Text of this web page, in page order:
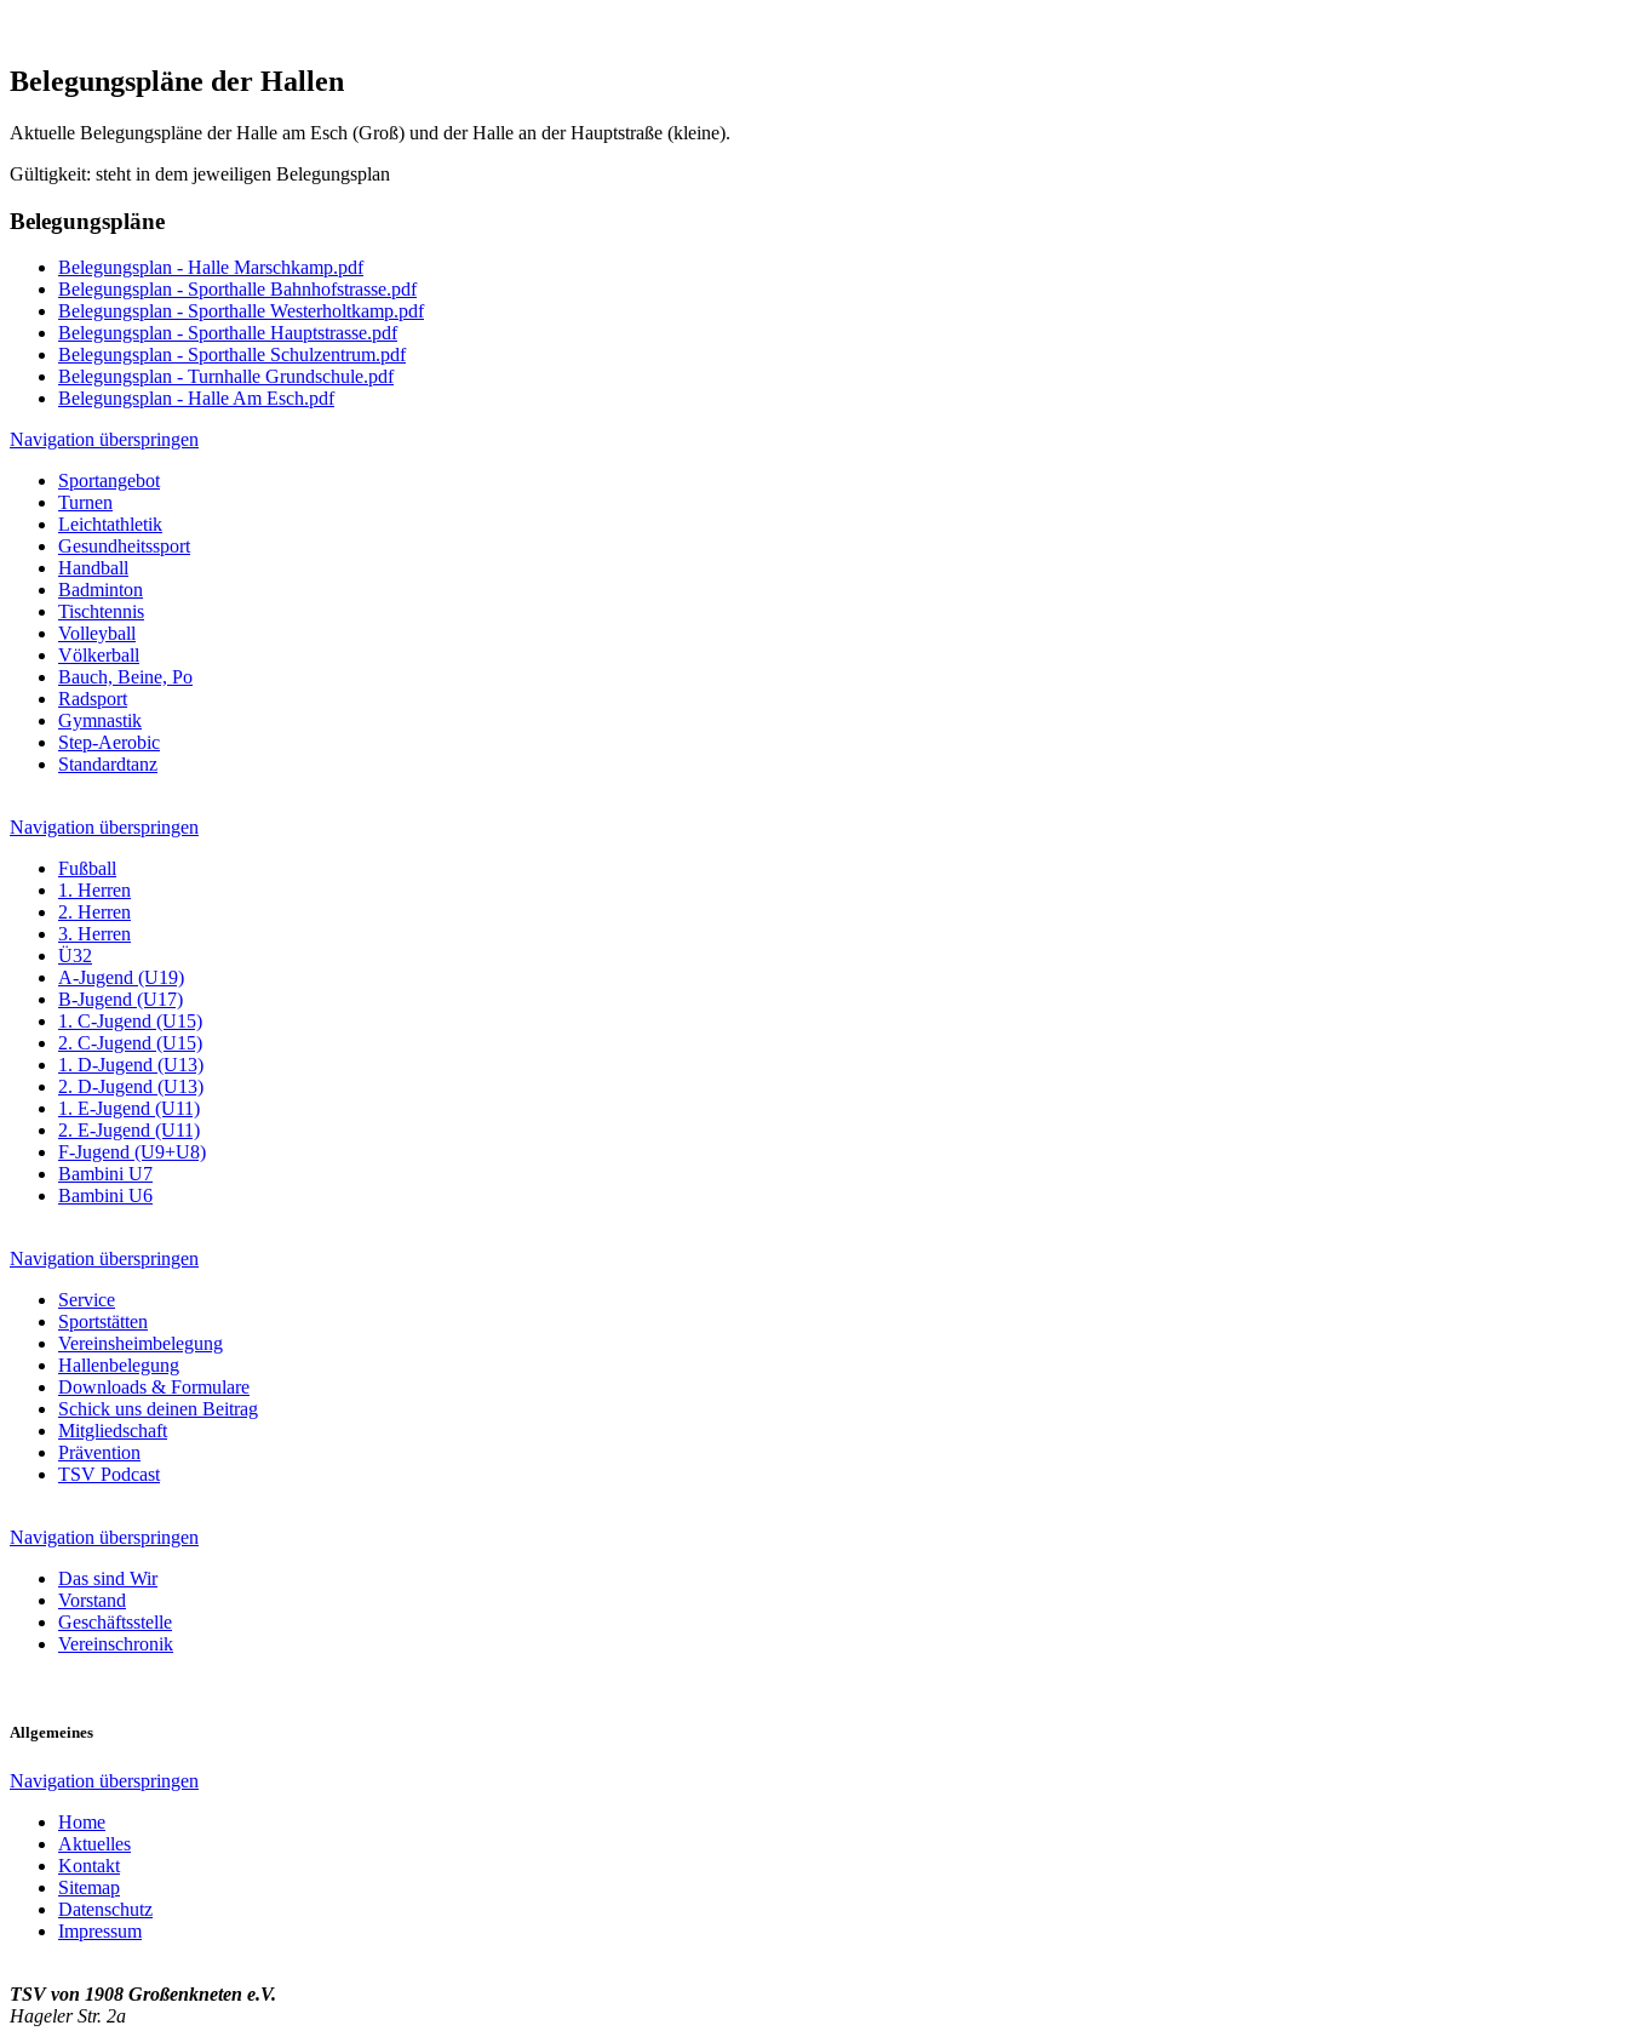
Belegungspläne der Hallen
Aktuelle Belegungspläne der Halle am Esch (Groß) und der Halle an der Hauptstraße (kleine).
Gültigkeit: steht in dem jeweiligen Belegungsplan
Belegungspläne
Belegungsplan - Halle Marschkamp.pdf
Belegungsplan - Sporthalle Bahnhofstrasse.pdf
Belegungsplan - Sporthalle Westerholtkamp.pdf
Belegungsplan - Sporthalle Hauptstrasse.pdf
Belegungsplan - Sporthalle Schulzentrum.pdf
Belegungsplan - Turnhalle Grundschule.pdf
Belegungsplan - Halle Am Esch.pdf
Navigation überspringen
Sportangebot
Turnen
Leichtathletik
Gesundheitssport
Handball
Badminton
Tischtennis
Volleyball
Völkerball
Bauch, Beine, Po
Radsport
Gymnastik
Step-Aerobic
Standardtanz
Navigation überspringen
Fußball
1. Herren
2. Herren
3. Herren
Ü32
A-Jugend (U19)
B-Jugend (U17)
1. C-Jugend (U15)
2. C-Jugend (U15)
1. D-Jugend (U13)
2. D-Jugend (U13)
1. E-Jugend (U11)
2. E-Jugend (U11)
F-Jugend (U9+U8)
Bambini U7
Bambini U6
Navigation überspringen
Service
Sportstätten
Vereinsheimbelegung
Hallenbelegung
Downloads & Formulare
Schick uns deinen Beitrag
Mitgliedschaft
Prävention
TSV Podcast
Navigation überspringen
Das sind Wir
Vorstand
Geschäftsstelle
Vereinschronik
Allgemeines
Navigation überspringen
Home
Aktuelles
Kontakt
Sitemap
Datenschutz
Impressum
TSV von 1908 Großenkneten e.V.
Hageler Str. 2a